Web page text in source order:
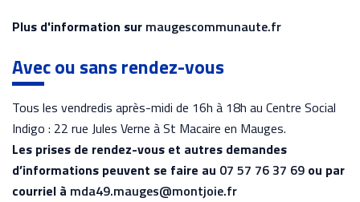
Plus d'information sur maugescommunaute.fr
Avec ou sans rendez-vous
Tous les vendredis après-midi de 16h à 18h au Centre Social
Indigo : 22 rue Jules Verne à St Macaire en Mauges.
Les prises de rendez-vous et autres demandes
d’informations peuvent se faire au 07 57 76 37 69 ou par
courriel à mda49.mauges@montjoie.fr